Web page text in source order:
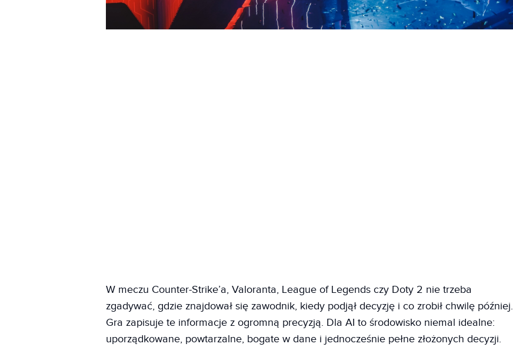
W meczu Counter-Strike’a, Valoranta, League of Legends czy Doty 2 nie trzeba
zgadywać, gdzie znajdował się zawodnik, kiedy podjął decyzję i co zrobił chwilę później.
Gra zapisuje te informacje z ogromną precyzją. Dla AI to środowisko niemal idealne:
uporządkowane, powtarzalne, bogate w dane i jednocześnie pełne złożonych decyzji.